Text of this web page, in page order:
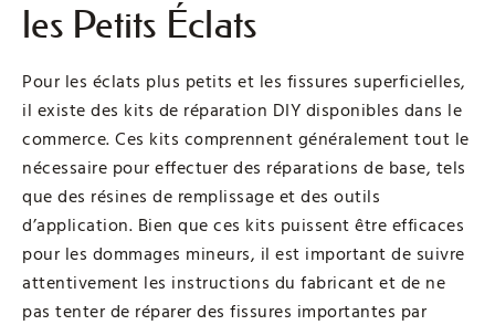
les Petits Éclats
Pour les éclats plus petits et les fissures superficielles,
il existe des kits de réparation DIY disponibles dans le
commerce. Ces kits comprennent généralement tout le
nécessaire pour effectuer des réparations de base, tels
que des résines de remplissage et des outils
d’application. Bien que ces kits puissent être efficaces
pour les dommages mineurs, il est important de suivre
attentivement les instructions du fabricant et de ne
pas tenter de réparer des fissures importantes par